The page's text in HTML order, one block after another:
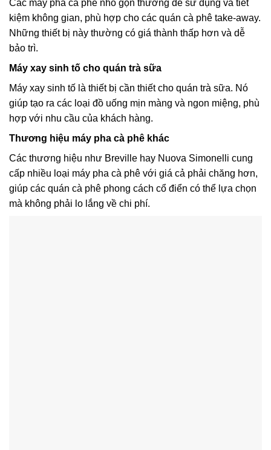
Các máy pha cà phê nhỏ gọn thường dễ sử dụng và tiết
kiệm không gian, phù hợp cho các quán cà phê take-away.
Những thiết bị này thường có giá thành thấp hơn và dễ
bảo trì.
Máy xay sinh tố cho quán trà sữa
Máy xay sinh tố là thiết bị cần thiết cho quán trà sữa. Nó
giúp tạo ra các loại đồ uống mịn màng và ngon miệng, phù
hợp với nhu cầu của khách hàng.
Thương hiệu máy pha cà phê khác
Các thương hiệu như Breville hay Nuova Simonelli cung
cấp nhiều loại máy pha cà phê với giá cả phải chăng hơn,
giúp các quán cà phê phong cách cổ điển có thể lựa chọn
mà không phải lo lắng về chi phí.